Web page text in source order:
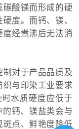
酸镁而形成的硬
度。而钙、镁、
经煮沸后无法消
对于产品品质及
与印染工业要求
水质硬度应低于
的钙、镁盐类会与
点、鲜艳度降低